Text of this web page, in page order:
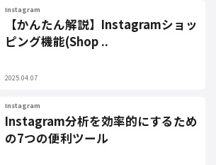
Instagram
【かんたん解説】Instagramショッ
ピング機能(Shop ..
2025.04.07
Instagram
Instagram分析を効率的にするため
の7つの便利ツール